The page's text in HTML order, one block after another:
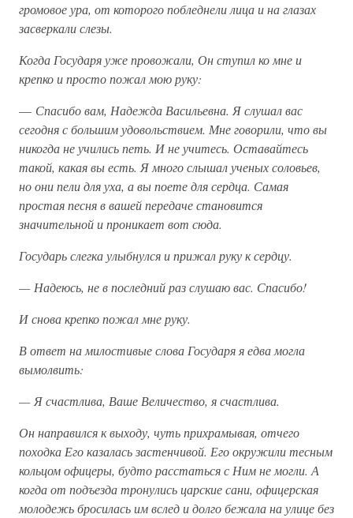
громовое ура, от которого побледнели лица и на глазах
засверкали слезы.
Когда Государя уже провожали, Он ступил ко мне и
крепко и просто пожал мою руку:
— Спасибо вам, Надежда Васильевна. Я слушал вас
сегодня с большим удовольствием. Мне говорили, что вы
никогда не учились петь. И не учитесь. Оставайтесь
такой, какая вы есть. Я много слышал ученых соловьев,
но они пели для уха, а вы поете для сердца. Самая
простая песня в вашей передаче становится
значительной и проникает вот сюда.
Государь слегка улыбнулся и прижал руку к сердцу.
— Надеюсь, не в последний раз слушаю вас. Спасибо!
И снова крепко пожал мне руку.
В ответ на милостивые слова Государя я едва могла
вымолвить:
— Я счастлива, Ваше Величество, я счастлива.
Он направился к выходу, чуть прихрамывая, отчего
походка Его казалась застенчивой. Его окружили тесным
кольцом офицеры, будто расстаться с Ним не могли. А
когда от подъезда тронулись царские сани, офицерская
молодежь бросилась им вслед и долго бежала на улице без